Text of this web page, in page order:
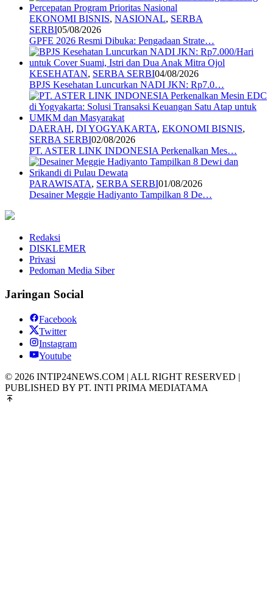
EKONOMI BISNIS, NASIONAL, SERBA
SERBI05/08/2026
GPFE 2026 Resmi Dibuka: Pengadaan Strate…
KESEHATAN, SERBA SERBI04/08/2026
BPJS Kesehatan Luncurkan NADI JKN: Rp7.0…
DAERAH, DI YOGYAKARTA, EKONOMI BISNIS,
SERBA SERBI02/08/2026
PT. ASTER LINK INDONESIA Perkenalkan Mes…
PARAWISATA, SERBA SERBI01/08/2026
Desainer Meggie Hadiyanto Tampilkan 8 De…
Redaksi
DISKLEMER
Privasi
Pedoman Media Siber
Jaringan Social
Facebook
Twitter
Instagram
Youtube
© 2026 INTIP24NEWS.COM | ALL RIGHT RESERVED |
PUBLISHED BY PT. INTI PRIMA MEDIATAMA